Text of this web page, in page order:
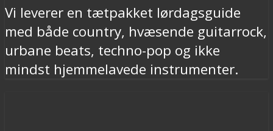
Vi leverer en tætpakket lørdagsguide
med både country, hvæsende guitarrock,
urbane beats, techno-pop og ikke
mindst hjemmelavede instrumenter.